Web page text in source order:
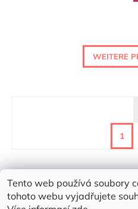
WEITERE
1
Tento web používá soubory
tohoto webu vyjadřujete